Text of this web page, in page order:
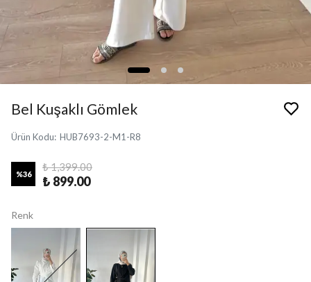
Bel Kuşaklı Gömlek
Ürün Kodu: HUB7693-2-M1-R8
%36
₺ 1,399.00
₺ 899.00
Renk